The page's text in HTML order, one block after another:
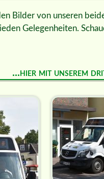
Bilder von unseren
Gelegenheiten.
...hier mit unserem